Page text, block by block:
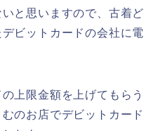
と思いますので、古着ど
ビットカードの会社に電
上限金額を上げてもらう
のお店でデビットカード